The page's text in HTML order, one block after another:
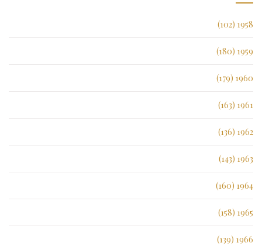
1958 (102)
1959 (180)
1960 (179)
1961 (163)
1962 (136)
1963 (143)
1964 (160)
1965 (158)
1966 (139)